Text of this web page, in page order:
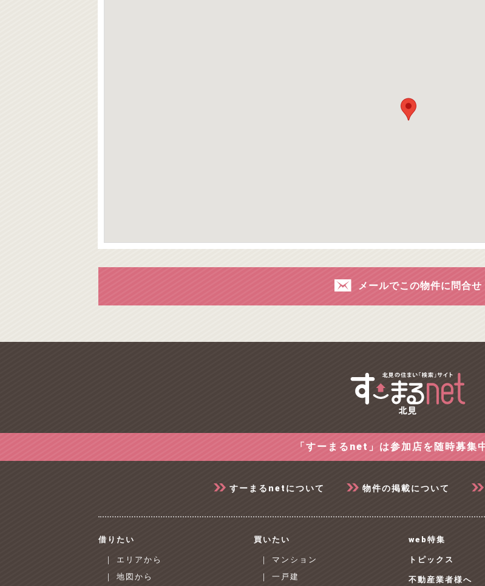
メールでこの物件に問合せ
「すーまるnet」は参加店を随時募集
すーまるnetについて 物件の掲載について
借りたい
｜ エリアから
｜ 地図から
買いたい
｜ マンション
｜ 一戸建
web特集
トピックス
不動産業者様へ